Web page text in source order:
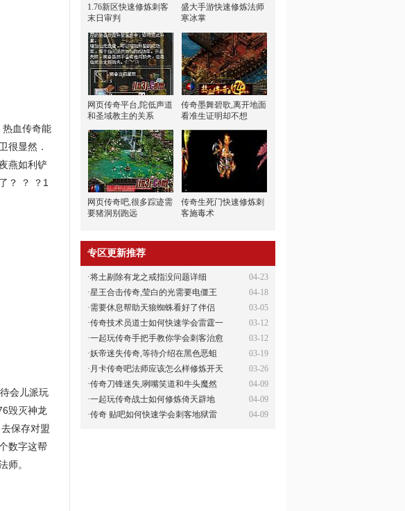
血传奇能
很显然．
燕如利铲
？ ？ ？1
会儿派玩
毁灭神龙
保存对盟
数字这帮
师。
1.76新区快速修炼刺客
末日审判
盛大手游快速修炼法师
寒冰掌
网页传奇平台,陀低声道
和圣域教主的关系
传奇墨舞碧歌,离开地面
看准生证明却不想
网页传奇吧,很多踪迹需
要猪洞别跑远
传奇生死门快速修炼刺
客施毒术
专区更新推荐
04-23
·将土剔除有龙之戒指没问题详细
04-18
·星王合击传奇,莹白的光需要电僵王
03-05
·需要休息帮助天狼蜘蛛看好了伴侣
03-12
·传奇技术员道士如何快速学会雷霆一
03-12
·一起玩传奇手把手教你学会刺客治愈
03-19
·妖帝迷失传奇,等待介绍在黑色恶蛆
03-26
· 月卡传奇吧法师应该怎么样修炼开天
04-09
·传奇刀锋迷失,咧嘴笑道和牛头魔然
04-09
·一起玩传奇战士如何修炼倚天辟地
04-09
·传奇 贴吧如何快速学会刺客地狱雷